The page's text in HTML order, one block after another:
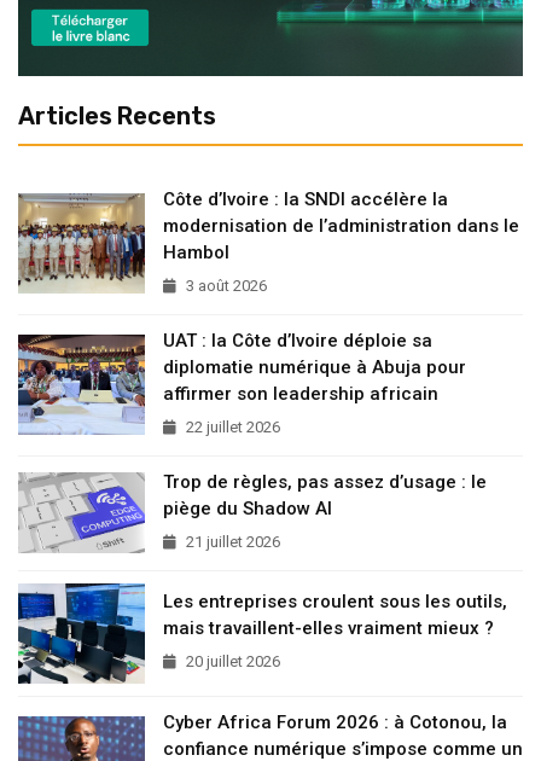
Articles Recents
Côte d’Ivoire : la SNDI accélère la
modernisation de l’administration dans le
Hambol
3 août 2026
UAT : la Côte d’Ivoire déploie sa
diplomatie numérique à Abuja pour
affirmer son leadership africain
22 juillet 2026
Trop de règles, pas assez d’usage : le
piège du Shadow AI
21 juillet 2026
Les entreprises croulent sous les outils,
mais travaillent-elles vraiment mieux ?
20 juillet 2026
Cyber Africa Forum 2026 : à Cotonou, la
confiance numérique s’impose comme un